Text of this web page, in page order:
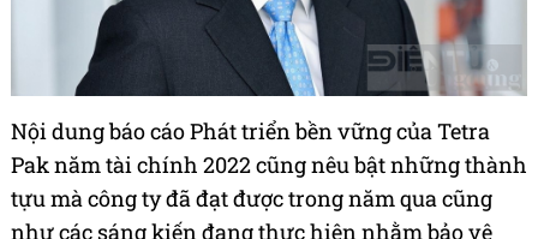
Nội dung báo cáo Phát triển bền vững của Tetra
Pak năm tài chính 2022 cũng nêu bật những thành
tựu mà công ty đã đạt được trong năm qua cũng
như các sáng kiến đang thực hiện nhằm bảo vệ